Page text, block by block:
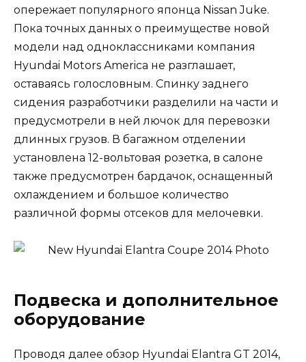
опережает популярного японца Nissan Juke.
Пока точных данных о преимуществе новой
модели над одноклассниками компания
Hyundai Motors America не разглашает,
оставаясь голословным. Спинку заднего
сидения разработчики разделили на части и
предусмотрели в ней лючок для перевозки
длинных грузов. В багажном отделении
установлена 12-вольтовая розетка, в салоне
также предусмотрен бардачок, оснащенный
охлаждением и большое количество
различной формы отсеков для мелочевки.
Подвеска и дополнительное
оборудование
Проводя далее обзор Hyundai Elantra GT 2014,